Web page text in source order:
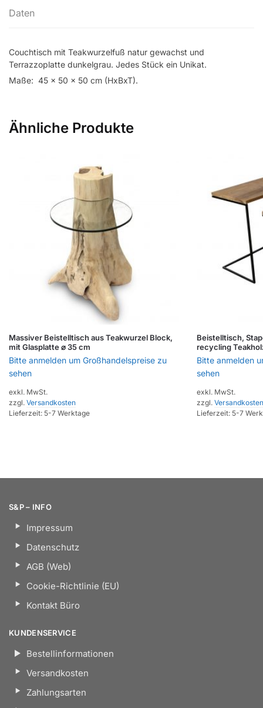
Daten
Couchtisch mit Teakwurzelfuß natur gewachst und
Terrazzoplatte dunkelgrau. Jedes Stück ein Unikat.
Maße: 45 x 50 x 50 cm (HxBxT).
Ähnliche Produkte
Massiver Beistelltisch aus Teakwurzel Block,
mit Glasplatte ⌀ 35 cm
Bitte anmelden um Großhandelspreise zu
sehen
exkl. MwSt.
zzgl. Versandkosten
Lieferzeit: 5-7 Werktage
Beistelltisch,
recycling
Bitte anmelden
sehen
exkl. MwSt.
zzgl. Versandkosten
Lieferzeit: 5-7
S&P – INFO
Impressum
Datenschutz
AGB (Web)
Cookie-Richtlinie (EU)
Kontakt Büro
KUNDENSERVICE
Bestellinformationen
Versandkosten
Zahlungsarten